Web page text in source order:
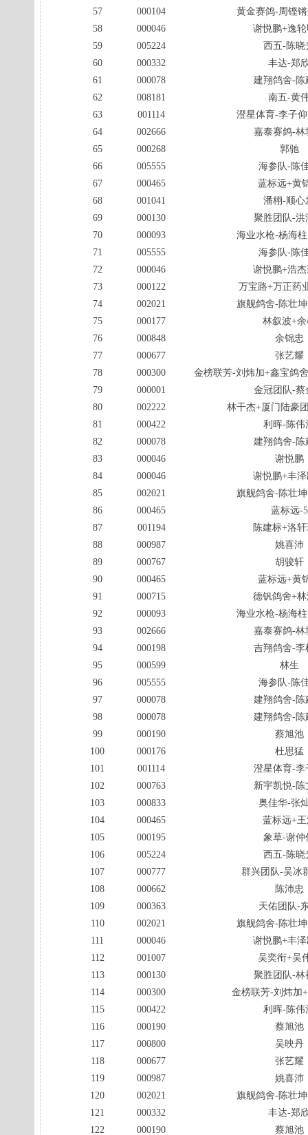
57
000104
黄金赛鸽-周铿
58
000046
谢悦鹏+逸
59
005224
西五-陈晓
60
000332
丰达-郑
61
000078
建翔鸽舍-陈
62
008181
南五-黄
63
001114
澄星体育-李子
64
002666
嘉泰赛鸽-林
65
000268
郭驰
66
005555
海参队-陈
67
000465
蓝标远+黄
68
001041
潘栩-顺心
69
000130
聚胜团队-洪
70
000093
海业水枪-杨海
71
005555
海参队-陈
72
000046
谢悦鹏+浩
73
000122
万宝路+万正药
74
002021
旗舰鸽舍-陈壮
75
000177
林叙波+余
76
000848
余锦忠
77
000677
张艺耀
78
000300
金榜联芳-刘炜加+鑫宝鸽
79
000001
金冠团队-蔡
80
002222
林干杰+厦门陆豪
81
000422
利晖-陈伟
82
000078
建翔鸽舍-陈
83
000046
谢悦鹏
84
000046
谢悦鹏+丰
85
002021
旗舰鸽舍-陈壮
86
000465
蓝标远-5
87
001194
陈建标+洛
88
000987
姚喜沛
89
000767
胡骏轩
90
000465
蓝标远+黄
91
000715
德钒鸽舍+
92
000093
海业水枪-杨海
93
002666
嘉泰赛鸽-林
94
000198
吉翔鸽舍-李
95
000599
林生
96
005555
海参队-陈
97
000078
建翔鸽舍-陈
98
000078
建翔鸽舍-陈
99
000190
蔡旭池
100
000176
杜思猛
101
001114
澄星体育-李
102
000763
新宇凯悦-陈
103
000833
奥佳华-张
104
000465
蓝标远+王
105
000195
象草-谢仲
106
005224
西五-陈晓
107
000777
群兴团队-吴冰
108
000662
陈沛忠
109
000363
天佑团队-
110
002021
旗舰鸽舍-陈壮
111
000046
谢悦鹏+丰
112
001007
吴奕衔+吴
113
000130
聚胜团队-林
114
000300
金榜联芳-刘炜加
115
000422
利晖-陈伟
116
000190
蔡旭池
117
000800
吴映丹
118
000677
张艺耀
119
000987
姚喜沛
120
002021
旗舰鸽舍-陈壮
121
000332
丰达-郑
122
000190 蔡旭池